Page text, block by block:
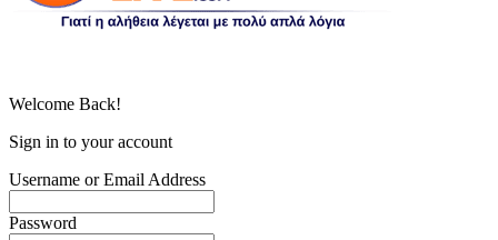
Welcome Back!
Sign in to your account
Username or Email Address
Password